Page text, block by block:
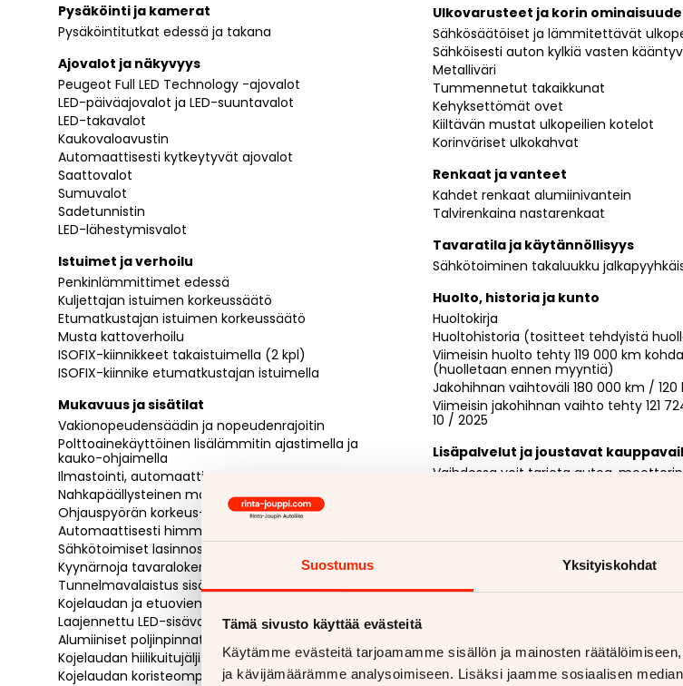
Suostumus Yksityiskohdat
Tämä sivusto käyttää evästeitä
Käytämme evästeitä tarjoamamme sisällön ja mainosten
ja kävijämäärämme analysoimiseen. Lisäksi jaamme sosiaalisen
Pysäköinti ja kamerat
Pysäköintitutkat edessä ja takana
Ajovalot ja näkyvyys
Peugeot Full LED Technology -ajovalot
LED-päiväajovalot ja LED-suuntavalot
LED-takavalot
Kaukovaloavustin
Automaattisesti kytkeytyvät ajovalot
Saattovalot
Sumuvalot
Sadetunnistin
LED-lähestymisvalot
Istuimet ja verhoilu
Penkinlämmittimet edessä
Kuljettajan istuimen korkeussäätö
Etumatkustajan istuimen korkeussäätö
Musta kattoverhoilu
ISOFIX-kiinnikkeet takaistuimella (2 kpl)
ISOFIX-kiinnike etumatkustajan istuimella
Mukavuus ja sisätilat
Vakionopeudensäädin ja nopeudenrajoitin
Polttoainekäyttöinen lisälämmitin ajastimella ja
kauko-ohjaimella
Ilmastointi, automaattinen
Nahkapäällysteinen monitoimiohjauspyörä
Ohjauspyörän korkeus- ja syvyyssäätö
Automaattisesti himmenevä kehyksetön sisäpeili
Sähkötoimiset lasinnostajat edessä ja takana
Kyynärnoja tavaralokerolla
Tunnelmavalaistus sisätiloissa
Kojelaudan ja etuovien tunnelmavalaistus
Laajennettu LED-sisävalaistus
Alumiiniset poljinpinnat ja jalkatuki
Kojelaudan hiilikuitujäljitelmälista
Kojelaudan koristeompeleet
Ulkovarusteet ja korin
Sähkösäätöiset ja lämmitettävät
Sähköisesti auton kylkiä vasten
Metalliväri
Tummennetut takaikkunat
Kehyksettömät ovet
Kiiltävän mustat ulkopeilien kotelot
Korinväriset ulkokahvat
Renkaat ja vanteet
Kahdet renkaat alumiinivantein
Talvirenkaina nastarenkaat
Tavaratila ja käytännöllisyys
Sähkötoiminen takaluukku
Huolto, historia ja kunto
Huoltokirja
Huoltohistoria (tositteet tehdyistä
Viimeisin huolto tehty 119 000 km
(huolletaan ennen myyntiä)
Jakohihnan vaihtoväli 180 000 km / 120
Viimeisin jakohihnan vaihto tehty 121
10 / 2025
Lisäpalvelut ja joustavat
Vaihdossa voit tarjota autoa,
https://wa.me/